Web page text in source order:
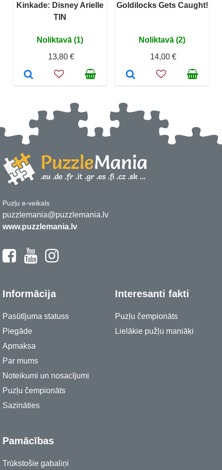
Kinkade: Disney Arielle
TIN
Noliktavā (1)
13,80 €
Goldilocks Gets Caught!
Noliktavā (2)
14,00 €
Puzļu e-veikals
puzzlemania@puzzlemania.lv
www.puzzlemania.lv
Informācija
Pasūtījuma statuss
Piegāde
Apmaksa
Par mums
Noteikumi un nosacījumi
Puzļu čempionāts
Sazināties
Interesanti fakti
Puzļu čempionāts
Lielākie pužļu maniāķi
Pamācības
Trūkstošie gabaliņi